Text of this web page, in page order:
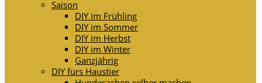
Saison
DIY im Frühling
DIY im Sommer
DIY im Herbst
DIY im Winter
Ganzjährig
DIY fürs Haustier